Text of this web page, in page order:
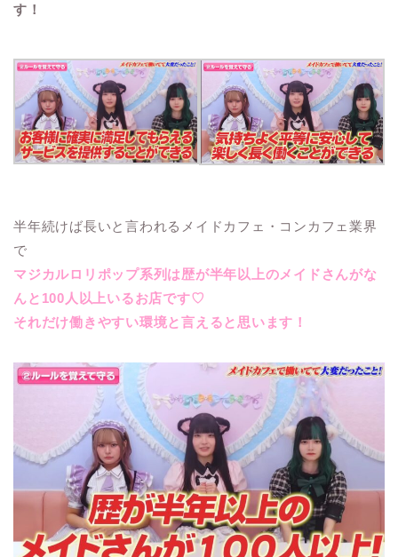
す！
半年続けば長いと言われるメイドカフェ・コンカフェ業界
で
マジカルロリポップ系列は歴が半年以上のメイドさんがな
んと100人以上いるお店です♡
それだけ働きやすい環境と言えると思います！